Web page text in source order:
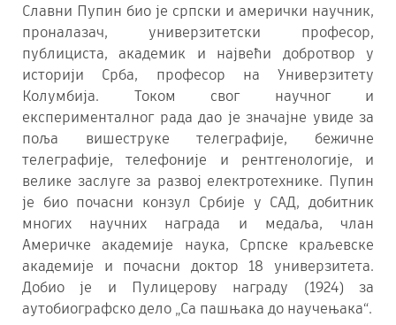
Славни Пупин био је српски и амерички научник,
проналазач, универзитетски професор,
публициста, академик и највећи добротвор у
историји Срба, професор на Универзитету
Колумбија. Током свог научног и
експерименталног рада дао је значајне увиде за
поља вишеструке телеграфије, бежичне
телеграфије, телефоније и рентгенологије, и
велике заслуге за развој електротехнике. Пупин
је био почасни конзул Србије у САД, добитник
многих научних награда и медаља, члан
Америчке академије наука, Српске краљевске
академије и почасни доктор 18 универзитета.
Добио је и Пулицерову награду (1924) за
аутобиографско дело „Са пашњака до научењака“.